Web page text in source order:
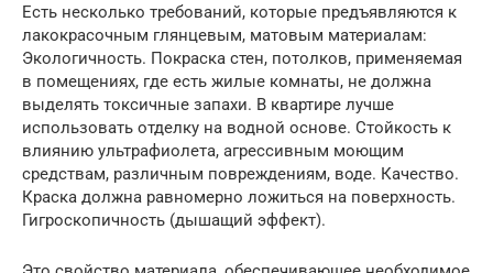
Есть несколько требований, которые предъявляются к
лакокрасочным глянцевым, матовым материалам:
Экологичность. Покраска стен, потолков, применяемая
в помещениях, где есть жилые комнаты, не должна
выделять токсичные запахи. В квартире лучше
использовать отделку на водной основе. Стойкость к
влиянию ультрафиолета, агрессивным моющим
средствам, различным повреждениям, воде. Качество.
Краска должна равномерно ложиться на поверхность.
Гигроскопичность (дышащий эффект).